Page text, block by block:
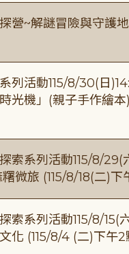
營~解謎冒險與守護
列活動115/8/30(日
光機」(親子手作繪本
索系列活動115/8/
微旅 (115/8/18(二)下
索系列活動115/8/15(
化 (115/8/4 (二)下午